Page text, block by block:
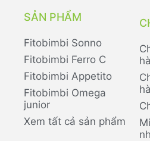
SẢN PHẨM
Fitobimbi Sonno
Fitobimbi Ferro C
Fitobimbi Appetito
Fitobimbi Omega
junior
Xem tất cả sản phẩm